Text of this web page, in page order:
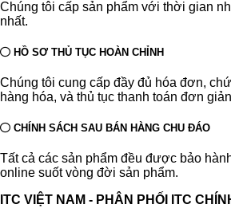
Chúng tôi cấp sản phẩm với thời gian
nhất.
HỒ SƠ THỦ TỤC HOÀN CHỈNH
Chúng tôi cung cấp đầy đủ hóa đơn,
hàng hóa, và thủ tục thanh toán đơn
CHÍNH SÁCH SAU BÁN HÀNG CHU ĐÁO
Tất cả các sản phẩm đều được bảo
online suốt vòng đời sản phẩm.
ITC VIỆT NAM - PHÂN PHỐI ITC